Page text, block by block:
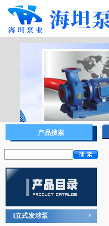
产品搜索
立式发球泵